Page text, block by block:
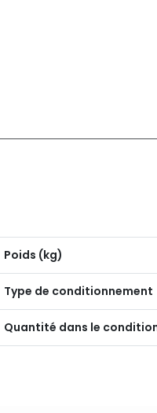
Poids (kg)
Type de conditionnement
Quantité dans le